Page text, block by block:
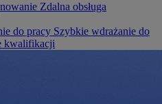
Zdalna obsługa
do pracy Szybkie wdrażanie do
kwalifikacji